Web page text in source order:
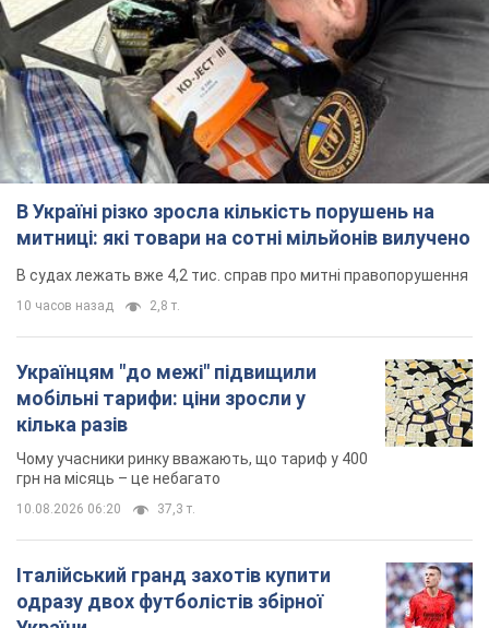
В Україні різко зросла кількість порушень на
митниці: які товари на сотні мільйонів вилучено
В судах лежать вже 4,2 тис. справ про митні правопорушення
10 часов назад 2,8 т.
Українцям "до межі" підвищили
мобільні тарифи: ціни зросли у
кілька разів
Чому учасники ринку вважають, що тариф у 400
грн на місяць – це небагато
10.08.2026 06:20 37,3 т.
Італійський гранд захотів купити
одразу двох футболістів збірної